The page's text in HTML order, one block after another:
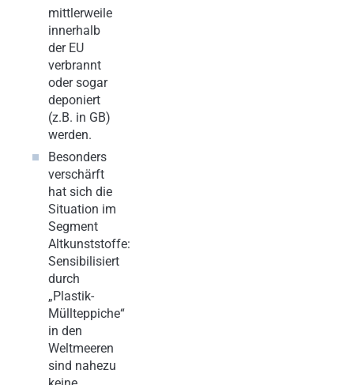
mittlerweile
innerhalb
der EU
verbrannt
oder sogar
deponiert
(z.B. in GB)
werden.
Besonders
verschärft
hat sich die
Situation im
Segment
Altkunststoffe:
Sensibilisiert
durch
„Plastik-
Müllteppiche“
in den
Weltmeeren
sind nahezu